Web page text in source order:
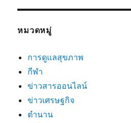
หมวดหมู่
การดูแลสุขภาพ
กีฬา
ข่าวสารออนไลน์
ข่าวเศรษฐกิจ
ตำนาน